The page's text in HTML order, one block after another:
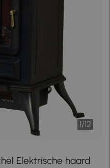
1/12
Elektrische haard